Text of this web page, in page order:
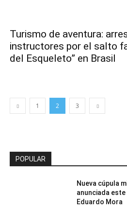
Turismo de aventura:
instructores por el salto
del Esqueleto” en Brasil
1 2 3
POPULAR
Nueva cúpula
anunciada
Eduardo Mora